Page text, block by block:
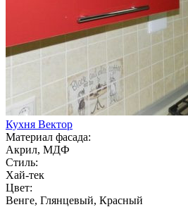
Кухня Вектор
Материал фасада:
Акрил, МДФ
Стиль:
Хай-тек
Цвет:
Венге, Глянцевый, Красный